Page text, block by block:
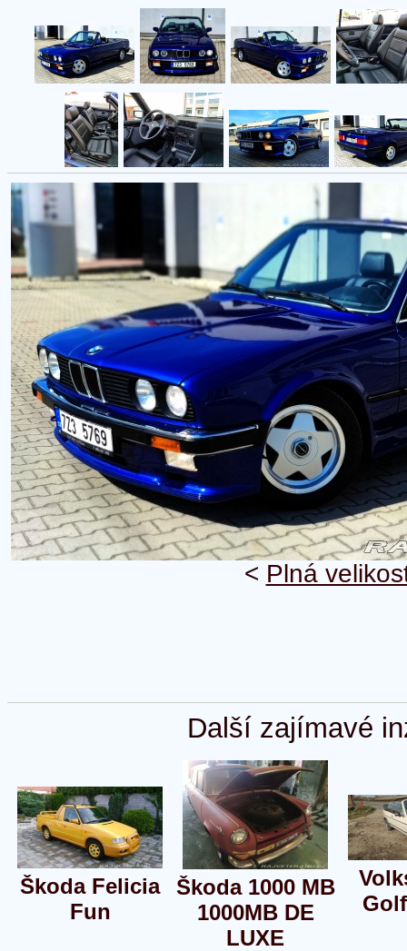
< Plná
Další zajímavé
Škoda Felicia
Fun
Škoda 1000 MB
1000MB DE
LUXE